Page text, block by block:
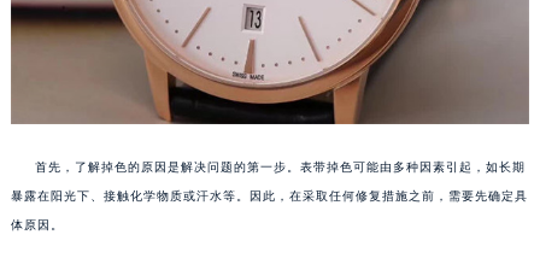
首先，了解掉色的原因是解决问题的第一步。表带掉色可能由多种因素引起，如长期
暴露在阳光下、接触化学物质或汗水等。因此，在采取任何修复措施之前，需要先确定具
体原因。